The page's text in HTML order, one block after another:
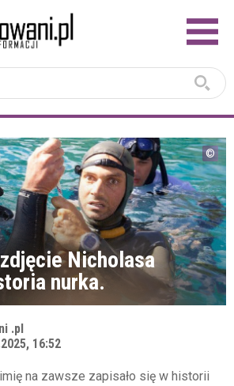
Nicholasa
nurka.
.pl
16:52
na zawsze zapisało się w historii